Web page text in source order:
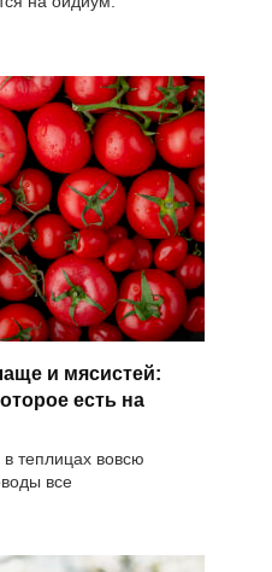
и мясистей:
есть на
теплицах вовсю
все